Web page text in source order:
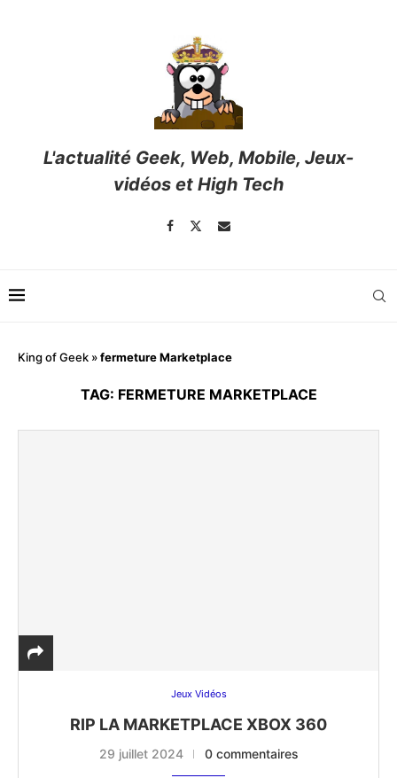
L'actualité Geek, Web, Mobile, Jeux-
vidéos et High Tech
King of Geek »fermeture Marketplace
TAG: FERMETURE MARKETPLACE
Jeux Vidéos
RIP LA MARKETPLACE XBOX 360
29 juillet 2024 0 commentaires